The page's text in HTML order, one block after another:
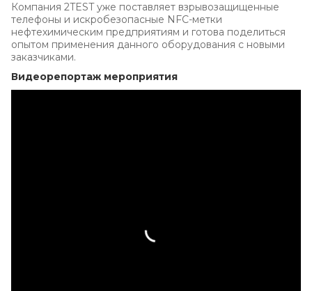
Компания 2TEST уже поставляет взрывозащищенные
телефоны и искробезопасные NFC-метки
нефтехимическим предприятиям и готова поделиться
опытом применения данного оборудования с новыми
заказчиками.
Видеорепортаж мероприятия